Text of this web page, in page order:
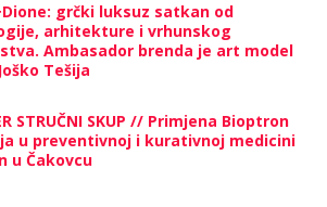
grčki luksuz satkan od
arhitekture i vrhunskog
Ambasador brenda je art model
Tešija
STRUČNI SKUP // Primjena Bioptron
u preventivnoj i kurativnoj medicini
u Čakovcu